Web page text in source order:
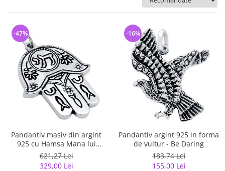
Pandantiv masiv din argint
925 cu Hamsa Mana lui
Fatima
621,27 Lei
329,00 Lei
-47%
Pandantiv argint 925 in forma
de vultur - Be Daring
183,74 Lei
155,00 Lei
-16%